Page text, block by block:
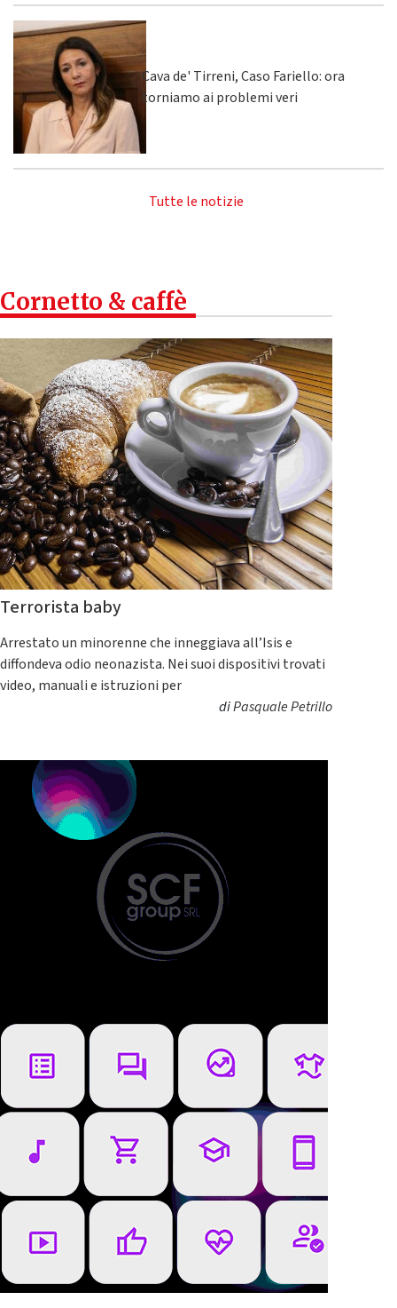
Cava de' Tirreni, Caso Fariello: ora
torniamo ai problemi veri
Tutte le notizie
Cornetto & caffè
Terrorista baby
Arrestato un minorenne che inneggiava all’Isis e
diffondeva odio neonazista. Nei suoi dispositivi trovati
video, manuali e istruzioni per
diPasquale Petrillo